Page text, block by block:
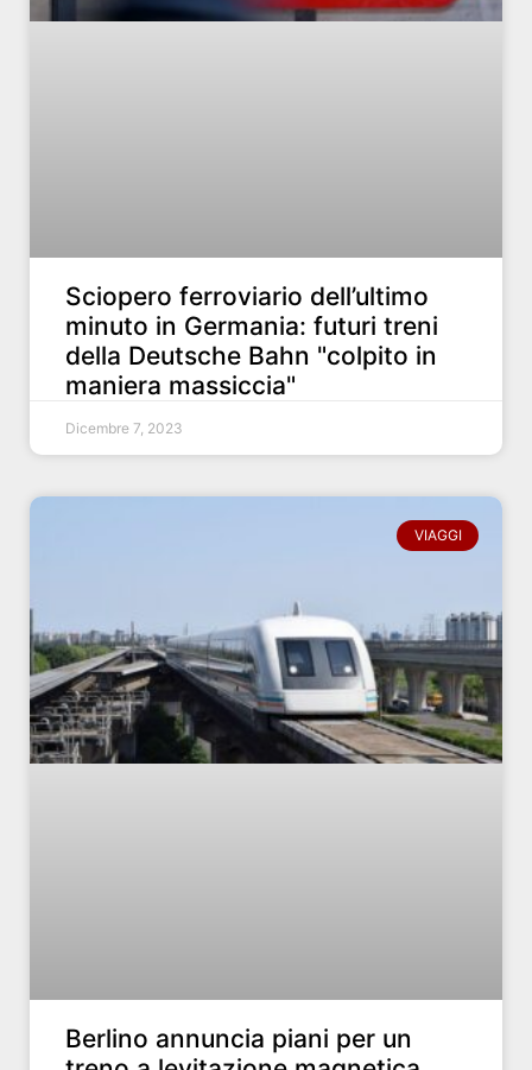
Sciopero ferroviario dell’ultimo
minuto in Germania: futuri treni
della Deutsche Bahn "colpito in
maniera massiccia"
Dicembre 7, 2023
VIAGGI
Berlino annuncia piani per un